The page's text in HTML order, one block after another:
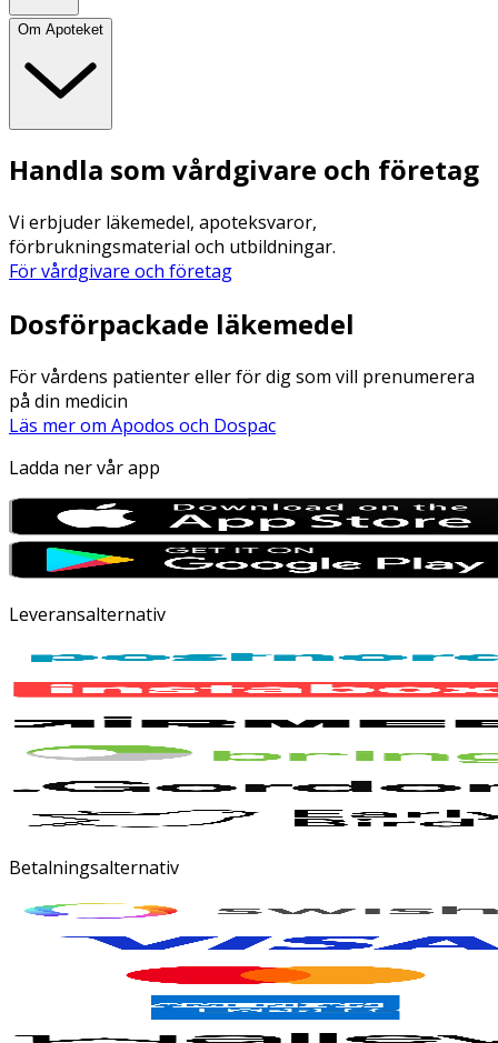
Om Apoteket
Handla som vårdgivare och företag
Vi erbjuder läkemedel, apoteksvaror,
förbrukningsmaterial och utbildningar.
För vårdgivare och företag
Dosförpackade läkemedel
För vårdens patienter eller för dig som vill prenumerera
på din medicin
Läs mer om Apodos och Dospac
Ladda ner vår app
Leveransalternativ
Betalningsalternativ